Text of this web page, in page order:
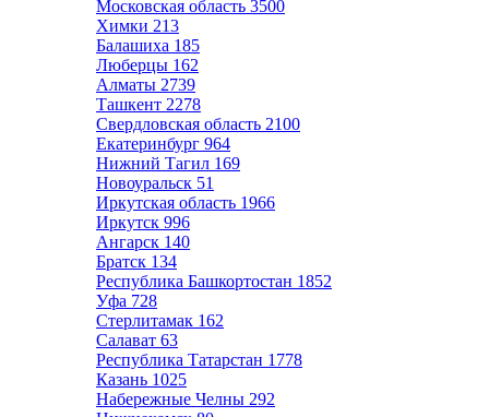
Московская область 3500
Химки 213
Балашиха 185
Люберцы 162
Алматы 2739
Ташкент 2278
Свердловская область 2100
Екатеринбург 964
Нижний Тагил 169
Новоуральск 51
Иркутская область 1966
Иркутск 996
Ангарск 140
Братск 134
Республика Башкортостан 1852
Уфа 728
Стерлитамак 162
Салават 63
Республика Татарстан 1778
Казань 1025
Набережные Челны 292